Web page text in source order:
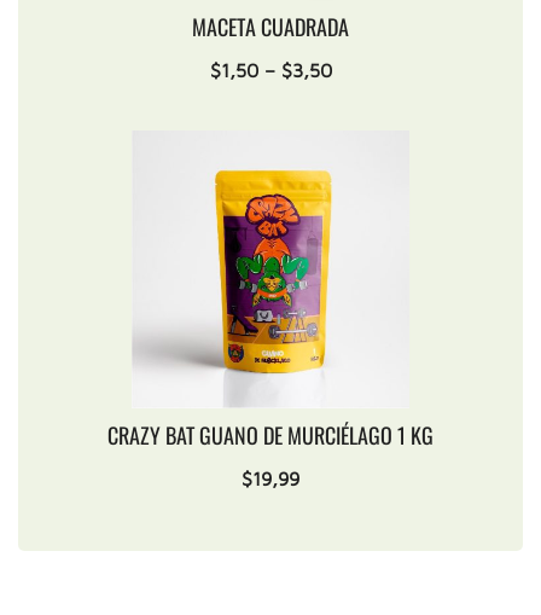
MACETA CUADRADA
$1,50– $3,50
CRAZY BAT GUANO DE MURCIÉLAGO 1 KG
$19,99